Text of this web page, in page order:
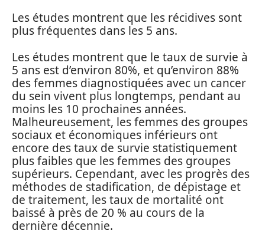
Les études montrent que les récidives sont
plus fréquentes dans les 5 ans.
Les études montrent que le taux de survie à
5 ans est d’environ 80%, et qu’environ 88%
des femmes diagnostiquées avec un cancer
du sein vivent plus longtemps, pendant au
moins les 10 prochaines années.
Malheureusement, les femmes des groupes
sociaux et économiques inférieurs ont
encore des taux de survie statistiquement
plus faibles que les femmes des groupes
supérieurs. Cependant, avec les progrès des
méthodes de stadification, de dépistage et
de traitement, les taux de mortalité ont
baissé à près de 20 % au cours de la
dernière décennie.